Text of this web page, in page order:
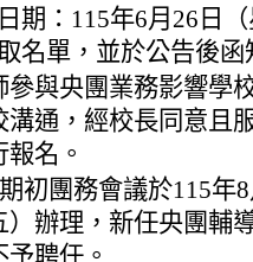
期：115年6月26日
名單，並於公告後
參與央團業務影響學
溝通，經校長同意且
名。
初團務會議於115年
）辦理，新任央團輔
聘任。